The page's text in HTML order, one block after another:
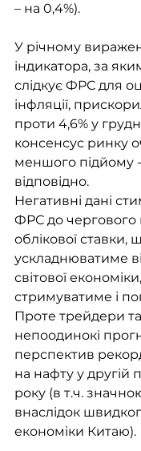
– на 0,4%).
У річному
індикатора, за
слідкує ФРС для
інфляції,
проти 4,6% у
консенсус ринку
меншого підйому -
відповідно.
Негативні дані
ФРС до чергового
облікової ставки,
ускладнюватиме
світової
стримуватиме і
Проте трейдери
непоодинокі
перспектив
на нафту у другій
року (в т.ч.
внаслідок
економіки Китаю).